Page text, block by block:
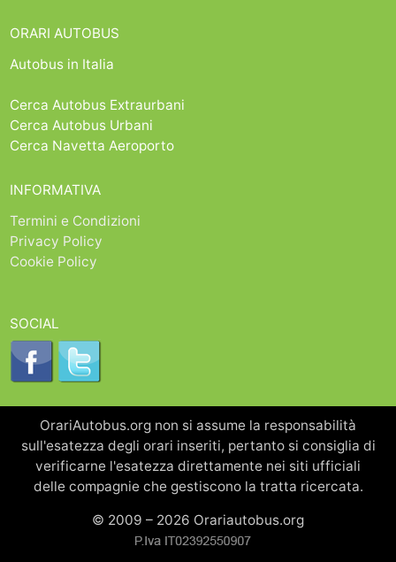
ORARI AUTOBUS
Autobus in Italia
Cerca Autobus Extraurbani
Cerca Autobus Urbani
Cerca Navetta Aeroporto
INFORMATIVA
Termini e Condizioni
Privacy Policy
Cookie Policy
SOCIAL
OrariAutobus.org non si assume la responsabilità
sull'esatezza degli orari inseriti, pertanto si consiglia di
verificarne l'esatezza direttamente nei siti ufficiali
delle compagnie che gestiscono la tratta ricercata.
© 2009 – 2026 Orariautobus.org